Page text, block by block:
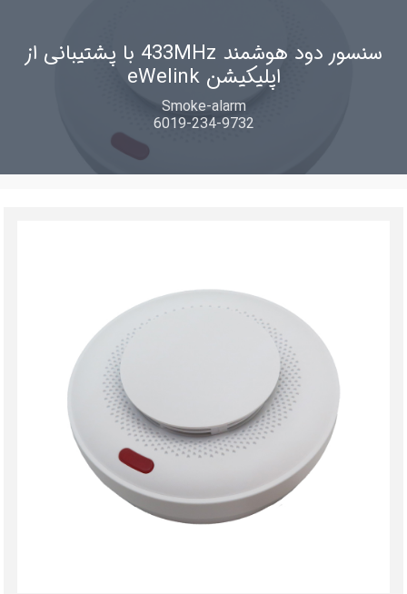
سنسور دود هوشمند 433MHz با پشتیبانی از
اپلیکیشن eWelink
Smoke-alarm
6019-234-9732